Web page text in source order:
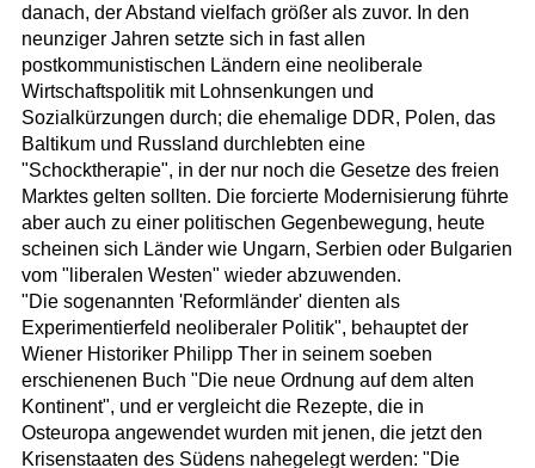
danach, der Abstand vielfach größer als zuvor. In den
neunziger Jahren setzte sich in fast allen
postkommunistischen Ländern eine neoliberale
Wirtschaftspolitik mit Lohnsenkungen und
Sozialkürzungen durch; die ehemalige DDR, Polen, das
Baltikum und Russland durchlebten eine
"Schocktherapie", in der nur noch die Gesetze des freien
Marktes gelten sollten. Die forcierte Modernisierung führte
aber auch zu einer politischen Gegenbewegung, heute
scheinen sich Länder wie Ungarn, Serbien oder Bulgarien
vom "liberalen Westen" wieder abzuwenden.
"Die sogenannten 'Reformländer' dienten als
Experimentierfeld neoliberaler Politik", behauptet der
Wiener Historiker Philipp Ther in seinem soeben
erschienenen Buch "Die neue Ordnung auf dem alten
Kontinent", und er vergleicht die Rezepte, die in
Osteuropa angewendet wurden mit jenen, die jetzt den
Krisenstaaten des Südens nahegelegt werden: "Die